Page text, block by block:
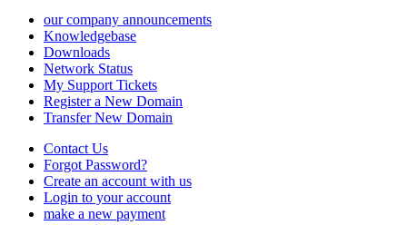
our company announcements
Knowledgebase
Downloads
Network Status
My Support Tickets
Register a New Domain
Transfer New Domain
Contact Us
Forgot Password?
Create an account with us
Login to your account
make a new payment